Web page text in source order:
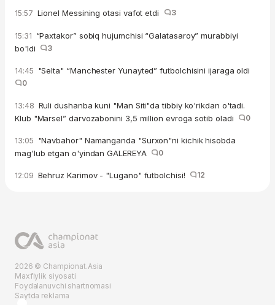
15:57 Lionel Messining otasi vafot etdi 3
15:31 “Paxtakor” sobiq hujumchisi “Galatasaroy” murabbiyi
bo'ldi
3
14:45 "Selta" “Manchester Yunayted” futbolchisini ijaraga oldi
0
13:48 Ruli dushanba kuni "Man Siti"da tibbiy ko'rikdan o'tadi.
Klub "Marsel” darvozabonini 3,5 million evroga sotib oladi
0
13:05 "Navbahor" Namanganda "Surxon"ni kichik hisobda
mag'lub etgan o'yindan GALEREYA
0
12:09 Behruz Karimov - "Lugano" futbolchisi! 12
2026 © Championat.Asia
Maxfiylik siyosati
Foydalanuvchi shartnomasi
Saytda reklama